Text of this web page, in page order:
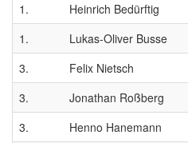
1.
Heinrich Bedürftig
1.
Lukas-Oliver Busse
3.
Felix Nietsch
3.
Jonathan Roßberg
3.
Henno Hanemann